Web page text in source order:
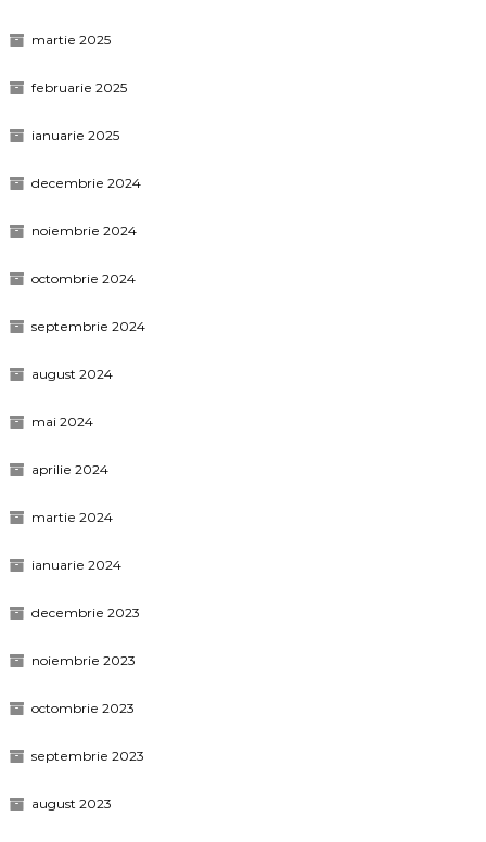
martie 2025
februarie 2025
ianuarie 2025
decembrie 2024
noiembrie 2024
octombrie 2024
septembrie 2024
august 2024
mai 2024
aprilie 2024
martie 2024
ianuarie 2024
decembrie 2023
noiembrie 2023
octombrie 2023
septembrie 2023
august 2023